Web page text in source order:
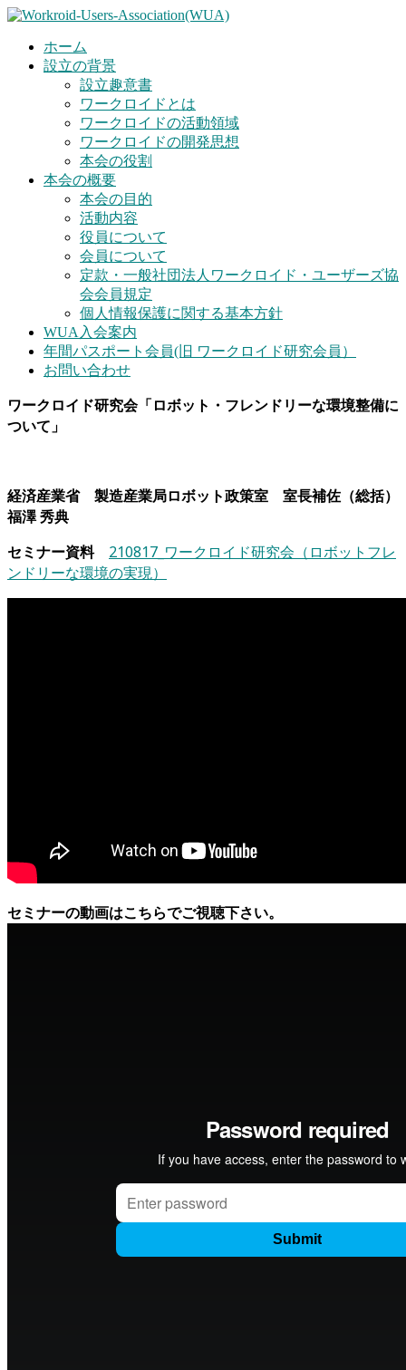
ホーム
設立の背景
設立趣意書
ワークロイドとは
ワークロイドの活動領域
ワークロイドの開発思想
本会の役割
本会の概要
本会の目的
活動内容
役員について
会員について
定款・一般社団法人ワークロイド・ユーザーズ協
会会員規定
個人情報保護に関する基本方針
WUA入会案内
年間パスポート会員(旧 ワークロイド研究会員）
お問い合わせ
ワークロイド研究会「ロボット・フレンドリーな環境整備に
ついて」
経済産業省 製造産業局ロボット政策室 室長補佐（総括）
福澤 秀典
セミナー資料
210817_ワークロイド研究会（ロボットフレ
ンドリーな環境の実現）
セミナーの動画はこちらでご視聴下さい。